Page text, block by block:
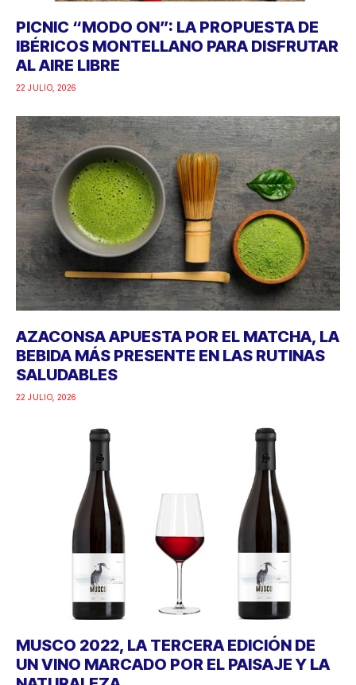
PICNIC “MODO ON”: LA PROPUESTA DE
IBÉRICOS MONTELLANO PARA DISFRUTAR
AL AIRE LIBRE
22 JULIO, 2026
AZACONSA APUESTA POR EL MATCHA, LA
BEBIDA MÁS PRESENTE EN LAS RUTINAS
SALUDABLES
22 JULIO, 2026
MUSCO 2022, LA TERCERA EDICIÓN DE
UN VINO MARCADO POR EL PAISAJE Y LA